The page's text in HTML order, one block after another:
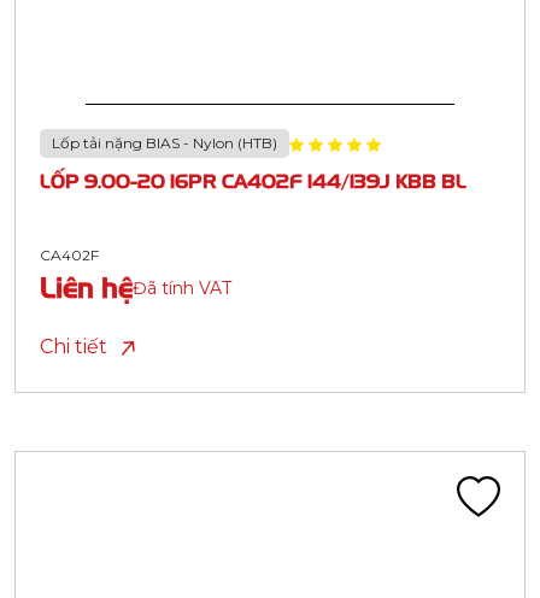
Lốp tải nặng BIAS - Nylon (HTB)
LỐP 9.00-20 16PR CA402F 144/139J KBB BL
CA402F
Liên hệĐã tính VAT
Chi tiết